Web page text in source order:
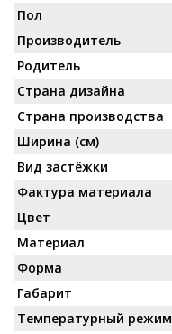
Пол
Производитель
Родитель
Страна дизайна
Страна производства
Ширина (см)
Вид застёжки
Фактура материала
Цвет
Материал
Форма
Габарит
Температурный режим